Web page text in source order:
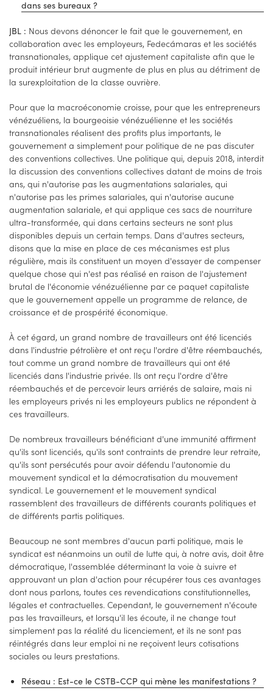
dans ses bureaux ?
JBL : Nous devons dénoncer le fait que le gouvernement, en
collaboration avec les employeurs, Fedecámaras et les sociétés
transnationales, applique cet ajustement capitaliste afin que le
produit intérieur brut augmente de plus en plus au détriment de
la surexploitation de la classe ouvrière.
Pour que la macroéconomie croisse, pour que les entrepreneurs
vénézuéliens, la bourgeoisie vénézuélienne et les sociétés
transnationales réalisent des profits plus importants, le
gouvernement a simplement pour politique de ne pas discuter
des conventions collectives. Une politique qui, depuis 2018, interdit
la discussion des conventions collectives datant de moins de trois
ans, qui n'autorise pas les augmentations salariales, qui
n'autorise pas les primes salariales, qui n'autorise aucune
augmentation salariale, et qui applique ces sacs de nourriture
ultra-transformée, qui dans certains secteurs ne sont plus
disponibles depuis un certain temps. Dans d'autres secteurs,
disons que la mise en place de ces mécanismes est plus
régulière, mais ils constituent un moyen d'essayer de compenser
quelque chose qui n'est pas réalisé en raison de l'ajustement
brutal de l'économie vénézuélienne par ce paquet capitaliste
que le gouvernement appelle un programme de relance, de
croissance et de prospérité économique.
À cet égard, un grand nombre de travailleurs ont été licenciés
dans l'industrie pétrolière et ont reçu l'ordre d'être réembauchés,
tout comme un grand nombre de travailleurs qui ont été
licenciés dans l'industrie privée. Ils ont reçu l'ordre d'être
réembauchés et de percevoir leurs arriérés de salaire, mais ni
les employeurs privés ni les employeurs publics ne répondent à
ces travailleurs.
De nombreux travailleurs bénéficiant d'une immunité affirment
qu'ils sont licenciés, qu'ils sont contraints de prendre leur retraite,
qu'ils sont persécutés pour avoir défendu l'autonomie du
mouvement syndical et la démocratisation du mouvement
syndical. Le gouvernement et le mouvement syndical
rassemblent des travailleurs de différents courants politiques et
de différents partis politiques.
Beaucoup ne sont membres d'aucun parti politique, mais le
syndicat est néanmoins un outil de lutte qui, à notre avis, doit être
démocratique, l'assemblée déterminant la voie à suivre et
approuvant un plan d'action pour récupérer tous ces avantages
dont nous parlons, toutes ces revendications constitutionnelles,
légales et contractuelles. Cependant, le gouvernement n'écoute
pas les travailleurs, et lorsqu'il les écoute, il ne change tout
simplement pas la réalité du licenciement, et ils ne sont pas
réintégrés dans leur emploi ni ne reçoivent leurs cotisations
sociales ou leurs prestations.
Réseau : Est-ce le CSTB-CCP qui mène les manifestations ?